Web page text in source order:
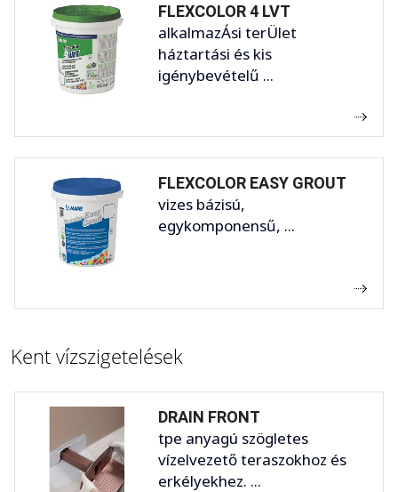
FLEXCOLOR 4 LVT
alkalmazÁsi terÜlet
háztartási és kis
igénybevételű ...
FLEXCOLOR EASY GROUT
vizes bázisú,
egykomponensű, ...
Kent vízszigetelések
DRAIN FRONT
tpe anyagú szögletes
vízelvezető teraszokhoz és
erkélyekhez. ...